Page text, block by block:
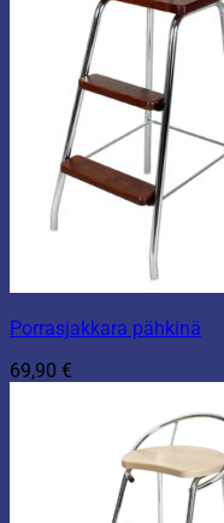
Porrasjakkara pähkinä
69,90 €